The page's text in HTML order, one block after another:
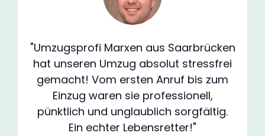
"Umzugsprofi Marxen aus Saarbrücken
hat unseren Umzug absolut stressfrei
gemacht! Vom ersten Anruf bis zum
Einzug waren sie professionell,
pünktlich und unglaublich sorgfältig.
Ein echter Lebensretter!"